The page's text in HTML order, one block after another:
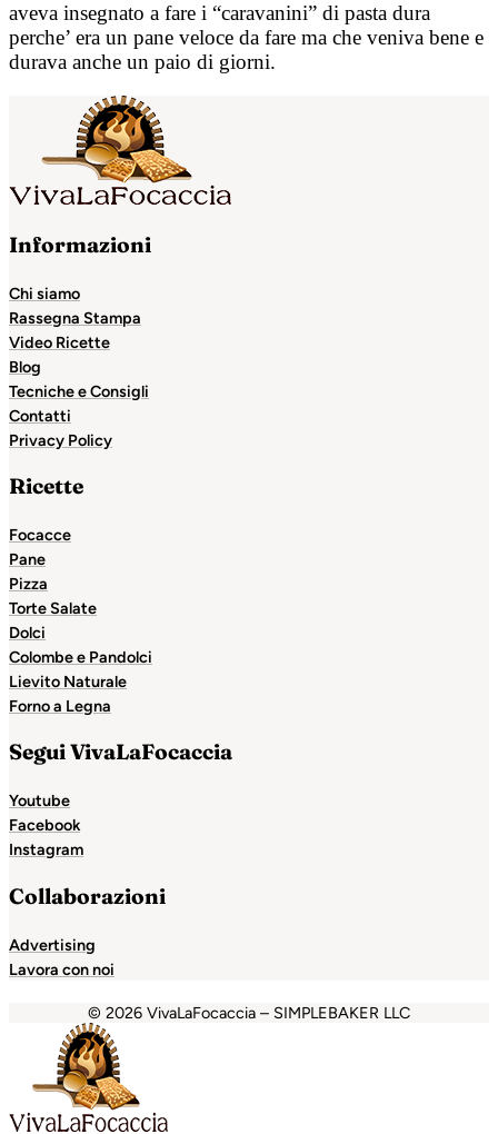
aveva insegnato a fare i “caravanini” di pasta dura
perche’ era un pane veloce da fare ma che veniva bene e
durava anche un paio di giorni.
Informazioni
Chi siamo
Rassegna Stampa
Video Ricette
Blog
Tecniche e Consigli
Contatti
Privacy Policy
Ricette
Focacce
Pane
Pizza
Torte Salate
Dolci
Colombe e Pandolci
Lievito Naturale
Forno a Legna
Segui VivaLaFocaccia
Youtube
Facebook
Instagram
Collaborazioni
Advertising
Lavora con noi
© 2026 VivaLaFocaccia – SIMPLEBAKER LLC
grandpashabet